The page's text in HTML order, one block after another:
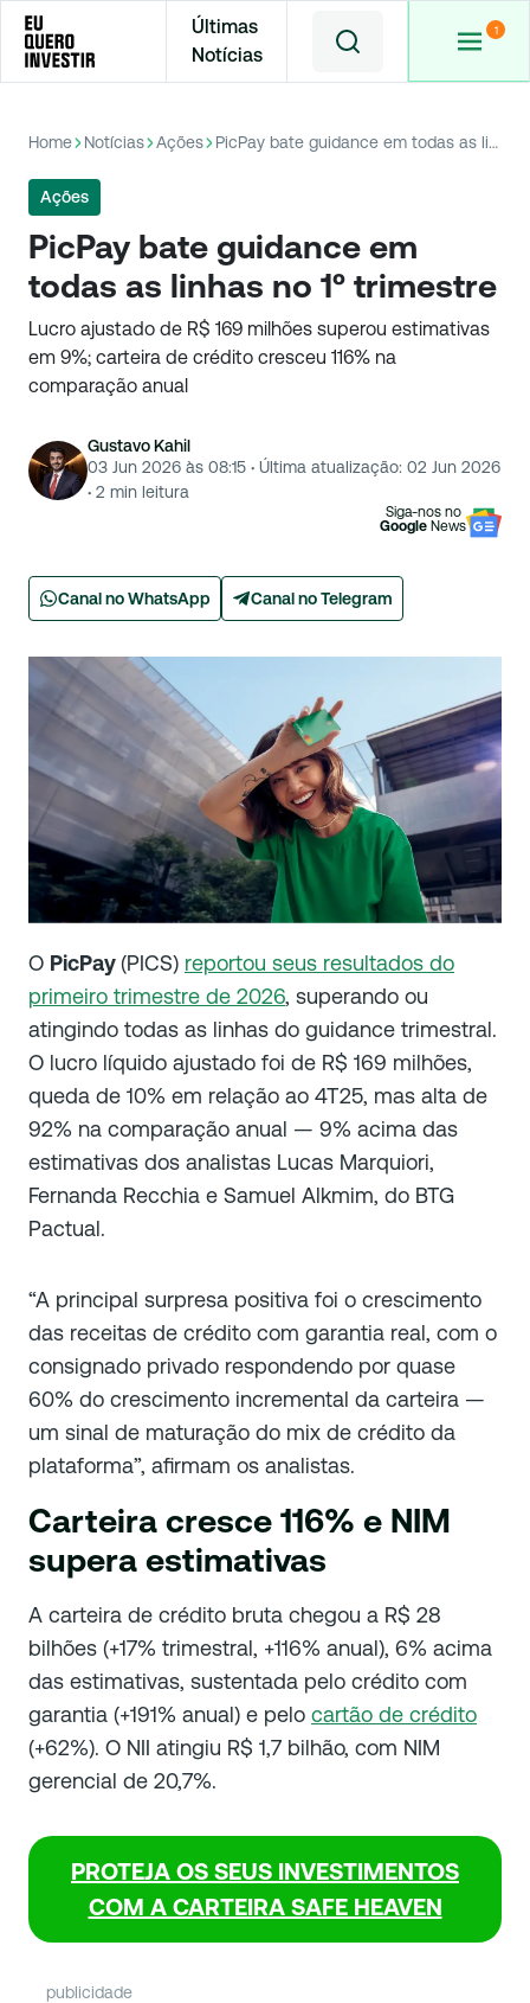
Últimas
Notícias
Home Notícias Ações PicPay bate guidance em todas as linhas no 1º trimestre
Ações
PicPay bate guidance em
todas as linhas no 1º trimestre
Lucro ajustado de R$ 169 milhões superou estimativas
em 9%; carteira de crédito cresceu 116% na
comparação anual
Gustavo Kahil
03 Jun 2026 às 08:15 · Última atualização: 02 Jun 2026
· 2 min leitura
Siga-nos no
Google News
Canal no WhatsApp Canal no Telegram
O PicPay(PICS) reportou seus resultados do
primeiro trimestre de 2026, superando ou
atingindo todas as linhas do guidance trimestral.
O lucro líquido ajustado foi de R$ 169 milhões,
queda de 10% em relação ao 4T25, mas alta de
92% na comparação anual — 9% acima das
estimativas dos analistas Lucas Marquiori,
Fernanda Recchia e Samuel Alkmim, do BTG
Pactual.
“A principal surpresa positiva foi o crescimento
das receitas de crédito com garantia real, com o
consignado privado respondendo por quase
60% do crescimento incremental da carteira —
um sinal de maturação do mix de crédito da
plataforma”, afirmam os analistas.
Carteira cresce 116% e NIM
supera estimativas
A carteira de crédito bruta chegou a R$ 28
bilhões (+17% trimestral, +116% anual), 6% acima
das estimativas, sustentada pelo crédito com
garantia (+191% anual) e pelo cartão de crédito
(+62%). O NII atingiu R$ 1,7 bilhão, com NIM
gerencial de 20,7%.
PROTEJA OS SEUS INVESTIMENTOS
COM A CARTEIRA SAFE HEAVEN
publicidade